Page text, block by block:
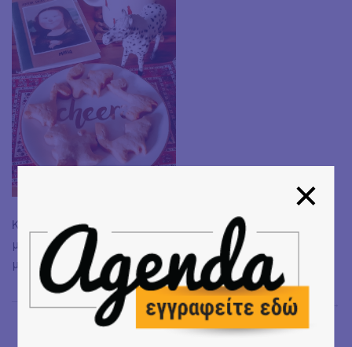
Καλό μήνα αγαπημένες και αγαπημένοι! Να
μαγειρεύετε με τα παιδιά και που ξέρετε κάποια στιγμή
μπορεί να μαγειρέψουν κι αυτά για εσάς!
Σοφία Αλεξίου